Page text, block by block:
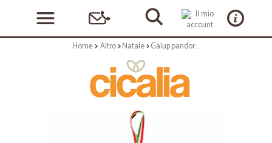
Home Altro Natale Galup pandoro classico gr.750